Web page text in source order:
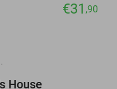
€31 ,90
House